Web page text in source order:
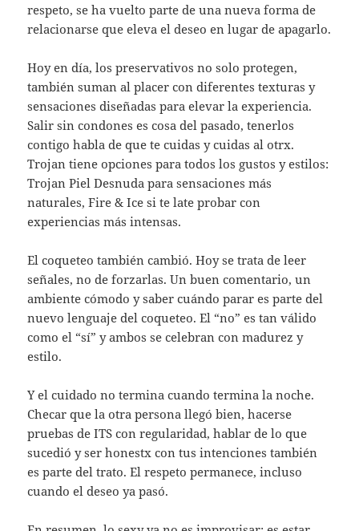
respeto, se ha vuelto parte de una nueva forma de
relacionarse que eleva el deseo en lugar de apagarlo.
Hoy en día, los preservativos no solo protegen,
también suman al placer con diferentes texturas y
sensaciones diseñadas para elevar la experiencia.
Salir sin condones es cosa del pasado, tenerlos
contigo habla de que te cuidas y cuidas al otrx.
Trojan tiene opciones para todos los gustos y estilos:
Trojan Piel Desnuda para sensaciones más
naturales, Fire & Ice si te late probar con
experiencias más intensas.
El coqueteo también cambió. Hoy se trata de leer
señales, no de forzarlas. Un buen comentario, un
ambiente cómodo y saber cuándo parar es parte del
nuevo lenguaje del coqueteo. El “no” es tan válido
como el “sí” y ambos se celebran con madurez y
estilo.
Y el cuidado no termina cuando termina la noche.
Checar que la otra persona llegó bien, hacerse
pruebas de ITS con regularidad, hablar de lo que
sucedió y ser honestx con tus intenciones también
es parte del trato. El respeto permanece, incluso
cuando el deseo ya pasó.